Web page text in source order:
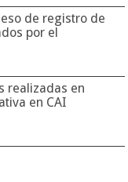
de registro de
por el
realizadas en
en CAI